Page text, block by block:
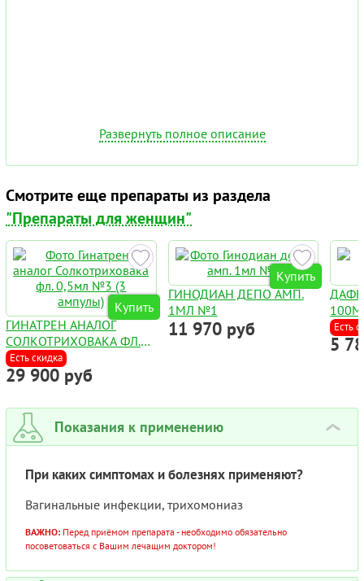
Развернуть полное описание
Смотрите еще препараты из раздела
"Препараты для женщин"
Купить
ГИНАТРЕН АНАЛОГ
СОЛКОТРИХОВАКА ФЛ.
0,5МЛ №3 (3 АМПУЛЫ)
Есть скидка
29 900 руб
Купить
ГИНОДИАН ДЕПО АМП.
1МЛ №1
11 970 руб Есть
5
Показания к применению ›
При каких симптомах и болезнях применяют?
Вагинальные инфекции, трихомониаз
ВАЖНО: Перед приёмом препарата - необходимо обязательно
посоветоваться с Вашим лечащим доктором!